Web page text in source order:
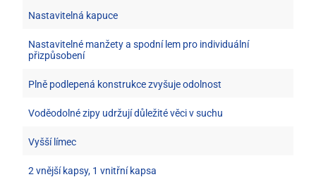
Nastavitelná kapuce
Nastavitelné manžety a spodní lem pro individuální
přizpůsobení
Plně podlepená konstrukce zvyšuje odolnost
Voděodolné zipy udržují důležité věci v suchu
Vyšší límec
2 vnější kapsy, 1 vnitřní kapsa